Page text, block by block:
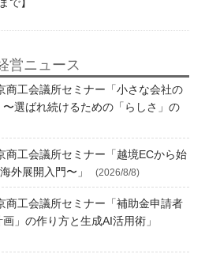
で】
営ニュース
商工会議所セミナー「小さな会社の
選ばれ続けるための「らしさ」の
商工会議所セミナー「越境ECから始
外展開入門〜」
(2026/8/8)
商工会議所セミナー「補助金申請者
」の作り方と生成AI活用術」